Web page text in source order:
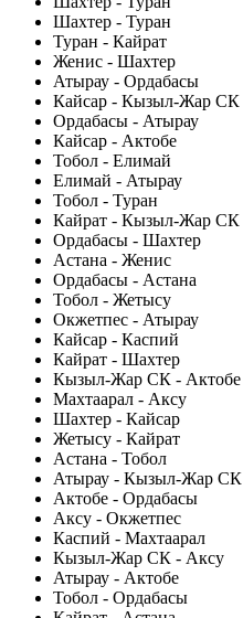
Шахтер - Туран
Туран - Кайрат
Женис - Шахтер
Атырау - Ордабасы
Кайсар - Кызыл-Жар СК
Ордабасы - Атырау
Кайсар - Актобе
Тобол - Елимай
Елимай - Атырау
Тобол - Туран
Кайрат - Кызыл-Жар СК
Ордабасы - Шахтер
Астана - Женис
Ордабасы - Астана
Тобол - Жетысу
Окжетпес - Атырау
Кайсар - Каспий
Кайрат - Шахтер
Кызыл-Жар СК - Актобе
Махтаарал - Аксу
Шахтер - Кайсар
Жетысу - Кайрат
Астана - Тобол
Атырау - Кызыл-Жар СК
Актобе - Ордабасы
Аксу - Окжетпес
Каспий - Махтаарал
Кызыл-Жар СК - Аксу
Атырау - Актобе
Тобол - Ордабасы